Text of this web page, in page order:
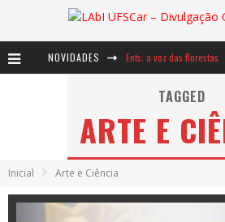
NOVIDADES Ents: a voz das florestas
Notáveis: Bertha Lutz
TAGGED
ARTE E
Inicial Arte e Ciência